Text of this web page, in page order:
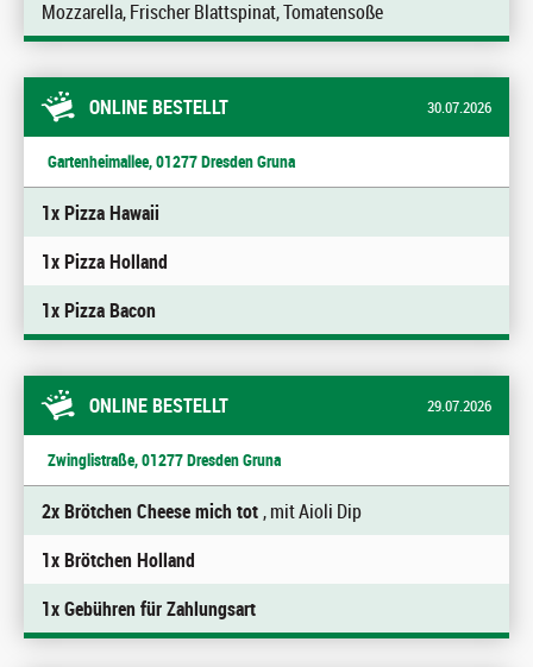
Mozzarella, Frischer Blattspinat, Tomatensoße
ONLINE BESTELLT 30.07.2026
Gartenheimallee, 01277 Dresden Gruna
1x Pizza Hawaii
1x Pizza Holland
1x Pizza Bacon
ONLINE BESTELLT 29.07.2026
Zwinglistraße, 01277 Dresden Gruna
2x Brötchen Cheese mich tot, mit Aioli Dip
1x Brötchen Holland
1x Gebühren für Zahlungsart